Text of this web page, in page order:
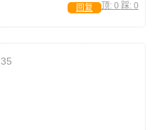
顶: 0 踩: 0
回复